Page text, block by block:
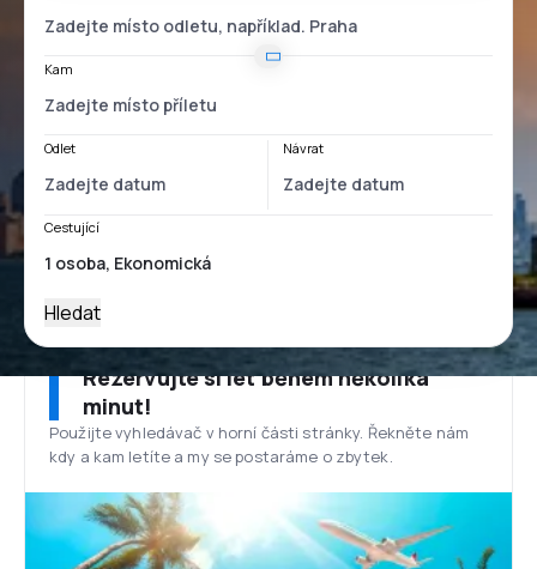
Kam
Odlet Návrat
Cestující
Hledat
Rezervujte si let během několika
minut!
Použijte vyhledávač v horní části stránky. Řekněte nám
kdy a kam letíte a my se postaráme o zbytek.